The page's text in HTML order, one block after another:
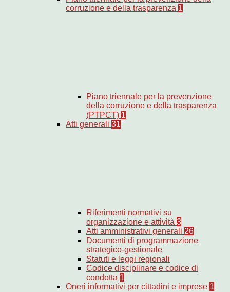
corruzione e della trasparenza 1
Piano triennale per la prevenzione
della corruzione e della trasparenza
(PTPCT) 1
Atti generali 31
Riferimenti normativi su
organizzazione e attività 3
Atti amministrativi generali 26
Documenti di programmazione
strategico-gestionale
Statuti e leggi regionali
Codice disciplinare e codice di
condotta 1
Oneri informativi per cittadini e imprese 1